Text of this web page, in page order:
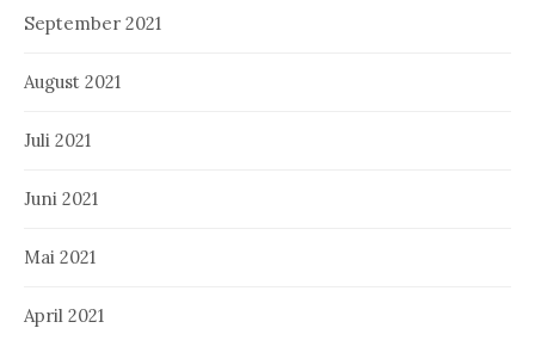
September 2021
August 2021
Juli 2021
Juni 2021
Mai 2021
April 2021